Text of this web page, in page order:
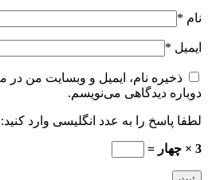
نام *
ایمیل *
ذخیره نام، ایمیل و وبسایت من در
دوباره دیدگاهی می‌نویسم.
لطفا پاسخ را به عدد انگلیسی وارد کنید:
3 × چهار =